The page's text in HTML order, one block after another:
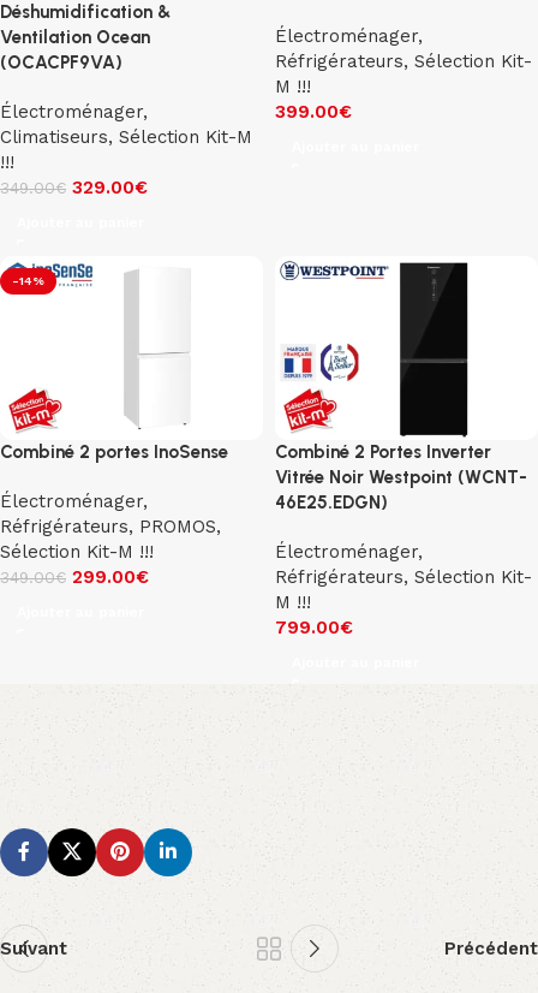
Déshumidification &
Ventilation Ocean
(OCACPF9VA)
Électroménager,
Climatiseurs, Sélection Kit-M
!!!
349.00€ 329.00€
Électroménager,
Réfrigérateurs, Sélection Kit-
M !!!
399.00€
-14%
Combiné 2 portes InoSense
Électroménager,
Réfrigérateurs, PROMOS,
Sélection Kit-M !!!
349.00€ 299.00€
Combiné 2 Portes Inverter
Vitrée Noir Westpoint (WCNT-
46E25.EDGN)
Électroménager,
Réfrigérateurs, Sélection Kit-
M !!!
799.00€
Suivant Précédent